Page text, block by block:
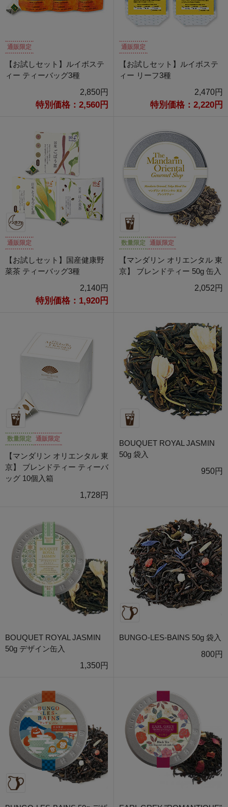
通販限定
【お試しセット】ルイボステ
ィー ティーバッグ3種
2,850円
特別価格：2,560円
通販限定
【お試しセット】ルイボステ
ィー リーフ3種
2,470円
特別価格：2,220円
通販限定
【お試しセット】国産健康野
菜茶 ティーバッグ3種
2,140円
特別価格：1,920円
数量限定 通販限定
【マンダリン オリエンタル 東
京】 ブレンドティー 50g 缶入
2,052円
数量限定 通販限定
【マンダリン オリエンタル 東
京】 ブレンドティー ティーバ
ッグ 10個入箱
1,728円
BOUQUET ROYAL JASMIN
50g 袋入
950円
BOUQUET ROYAL JASMIN
50g デザイン缶入
1,350円
BUNGO-LES-BAINS 50g 袋入
800円